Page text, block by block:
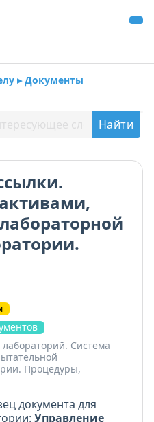
▸ Документы
лабораторий. Система
Процедуры,
документа для
Управление